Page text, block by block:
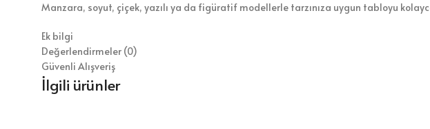
Manzara, soyut, çiçek, yazılı ya da figüratif modellerle tarzınıza uygun tabloyu
Ek bilgi
Değerlendirmeler (0)
Güvenli Alışveriş
İlgili ürünler